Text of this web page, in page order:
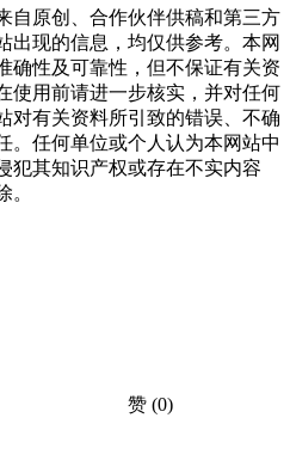
自原创、合作伙伴供稿和第三方
出现的信息，均仅供参考。本网
确性及可靠性，但不保证有关资
使用前请进一步核实，并对任何
对有关资料所引致的错误、不确
。任何单位或个人认为本网站中
犯其知识产权或存在不实内容
。
赞 (0)